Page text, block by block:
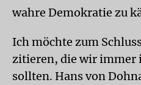
wahre Demokratie zu
Ich möchte zum
zitieren, die wir immer
sollten. Hans von